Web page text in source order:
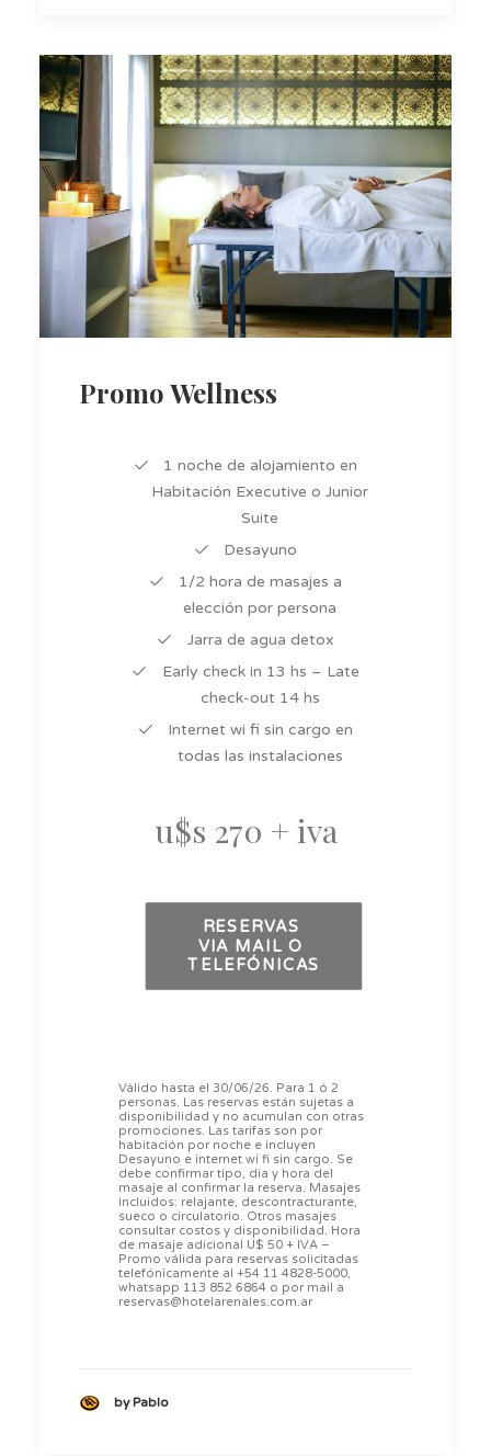
Promo Wellness
1 noche de alojamiento en
Habitación Executive o Junior
Suite
Desayuno
1/2 hora de masajes a
elección por persona
Jarra de agua detox
Early check in 13 hs – Late
check-out 14 hs
Internet wi fi sin cargo en
todas las instalaciones
u$s 270 + iva
RESERVAS
VIA MAIL O
TELEFÓNICAS
Válido hasta el 30/06/26. Para 1 ó 2
personas. Las reservas están sujetas a
disponibilidad y no acumulan con otras
promociones. Las tarifas son por
habitación por noche e incluyen
Desayuno e internet wi fi sin cargo. Se
debe confirmar tipo, día y hora del
masaje al confirmar la reserva. Masajes
incluidos: relajante, descontracturante,
sueco o circulatorio. Otros masajes
consultar costos y disponibilidad. Hora
de masaje adicional U$ 50 + IVA –
Promo válida para reservas solicitadas
telefónicamente al +54 11 4828-5000,
whatsapp 113 852 6864 o por mail a
reservas@hotelarenales.com.ar
by Pablo